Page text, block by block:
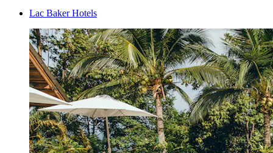
Lac Baker Hotels